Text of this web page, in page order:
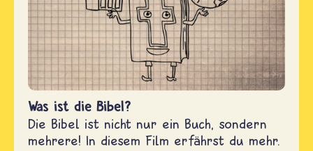
Was ist die Bibel?
Die Bibel ist nicht nur ein Buch, sondern
mehrere! In diesem Film erfährst du mehr.